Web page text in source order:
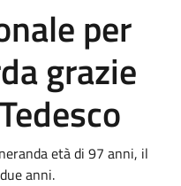
per
grazie
età di 97 anni, il
anni.